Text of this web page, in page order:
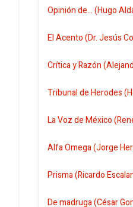
Opinión de... (Hugo
El Acento (Dr. Jesús
Crítica y Razón
Tribunal de Herodes
La Voz de México
Alfa Omega (Jorge
Prisma (Ricardo
De madruga (César